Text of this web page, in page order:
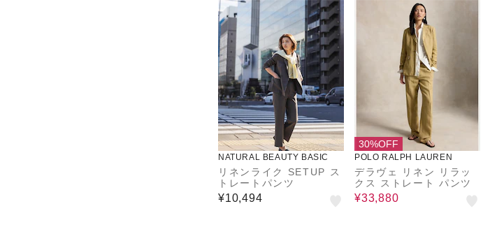
NATURAL BEAUTY BASIC
リネンライク SETUP ス
トレートパンツ
¥10,494
30%OFF
POLO RALPH LAUREN
デラヴェ リネン リラッ
クス ストレート パンツ
¥33,880